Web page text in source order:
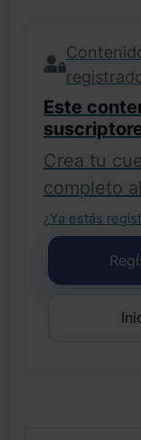
Este
Crea tu
completo
¿Ya estás